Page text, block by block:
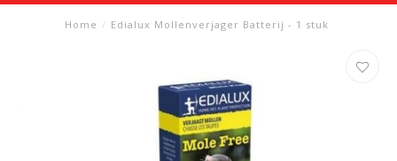
Home / Edialux Mollenverjager Batterij - 1 stuk